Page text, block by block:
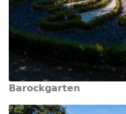
Barockgarten